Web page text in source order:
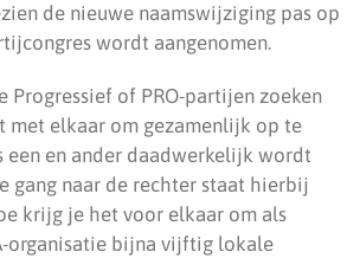
de nieuwe naamswijziging pas op
wordt aangenomen.
Progressief of PRO-partijen zoeken
met elkaar om gezamenlijk op te
een en ander daadwerkelijk wordt
gang naar de rechter staat hierbij
krijg je het voor elkaar om als
organisatie bijna vijftig lokale